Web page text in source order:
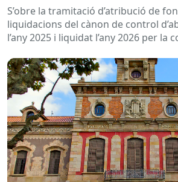
d’abocaments meritat l’any
2026
S’obre la tramitació d’atribució de
liquidacions del cànon de control
l’any 2025 i liquidat l’any 2026 per la